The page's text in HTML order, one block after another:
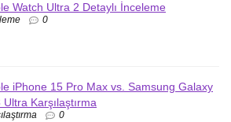
Watch Ultra 2 Detaylı İnceleme
0
iPhone 15 Pro Max vs. Samsung Galaxy
Ultra Karşılaştırma
0